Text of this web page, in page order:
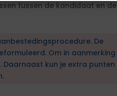
tussen de kandidaat en de
De
Om in aanmerking
Daarnaast kun je extra punten